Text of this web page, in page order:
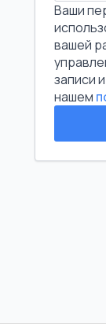
Ваши
вашей
записи
нашем